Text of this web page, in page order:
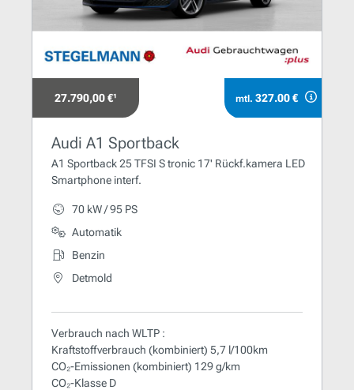
27.790,00 €¹ mtl. 327.00 €
Audi A1 Sportback
A1 Sportback 25 TFSI S tronic 17' Rückf.kamera LED
Smartphone interf.
70 kW / 95 PS
Automatik
Benzin
Detmold
Verbrauch nach WLTP :
Kraftstoffverbrauch (kombiniert) 5,7 l/100km
CO₂-Emissionen (kombiniert) 129 g/km
CO₂-Klasse D